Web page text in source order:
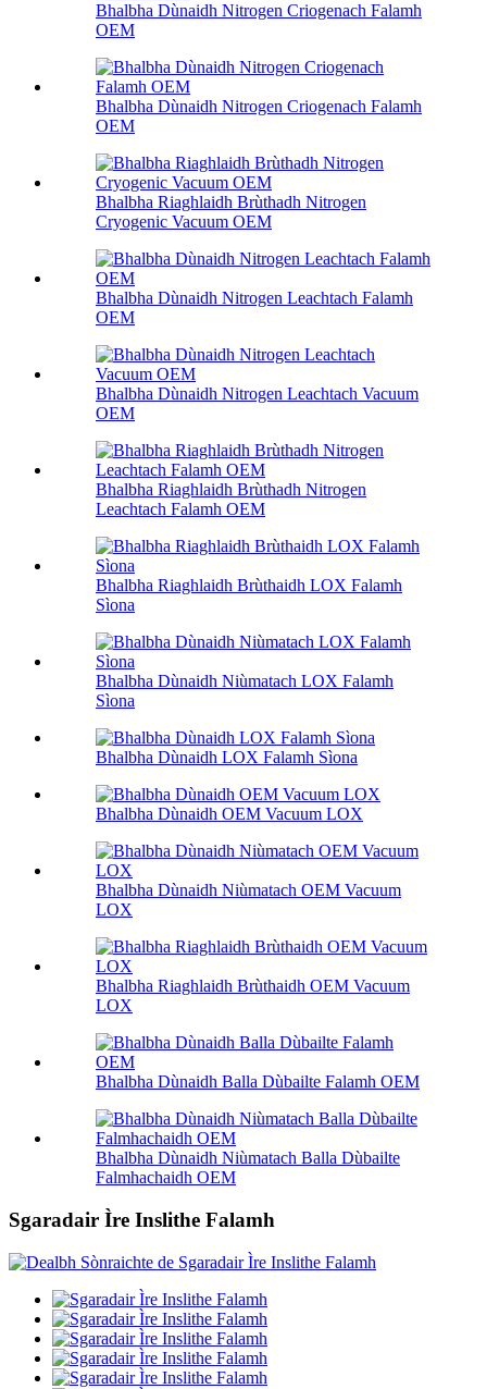
Bhalbha Dùnaidh Nitrogen Criogenach Falamh
OEM
Bhalbha Dùnaidh Nitrogen Criogenach Falamh
OEM
Bhalbha Riaghlaidh Brùthadh Nitrogen
Cryogenic Vacuum OEM
Bhalbha Dùnaidh Nitrogen Leachtach Falamh
OEM
Bhalbha Dùnaidh Nitrogen Leachtach Vacuum
OEM
Bhalbha Riaghlaidh Brùthadh Nitrogen
Leachtach Falamh OEM
Bhalbha Riaghlaidh Brùthaidh LOX Falamh
Sìona
Bhalbha Dùnaidh Niùmatach LOX Falamh
Sìona
Bhalbha Dùnaidh LOX Falamh Sìona
Bhalbha Dùnaidh OEM Vacuum LOX
Bhalbha Dùnaidh Niùmatach OEM Vacuum
LOX
Bhalbha Riaghlaidh Brùthaidh OEM Vacuum
LOX
Bhalbha Dùnaidh Balla Dùbailte Falamh OEM
Bhalbha Dùnaidh Niùmatach Balla Dùbailte
Falmhachaidh OEM
Sgaradair Ìre Inslithe Falamh